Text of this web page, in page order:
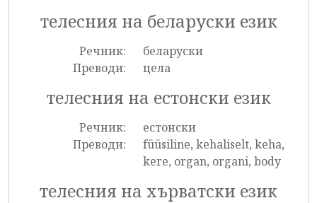
телесния на беларуски език
Речник:
беларуски
Преводи:
цела
телесния на естонски език
Речник:
естонски
Преводи:
füüsiline, kehaliselt, keha,
kere, organ, organi, body
телесния на хърватски език